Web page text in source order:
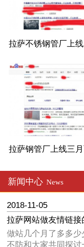
新闻中心 News
2018-11-05
拉萨网站做友情链接
做站几个月了多多
不防和大家共同探